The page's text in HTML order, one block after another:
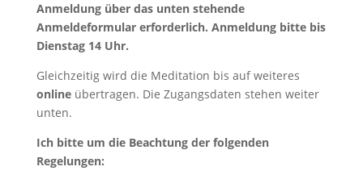
Anmeldung über das unten stehende
Anmeldeformular erforderlich. Anmeldung bitte bis
Dienstag 14 Uhr.
Gleichzeitig wird die Meditation bis auf weiteres
onlineübertragen. Die Zugangsdaten stehen weiter
unten.
Ich bitte um die Beachtung der folgenden
Regelungen: